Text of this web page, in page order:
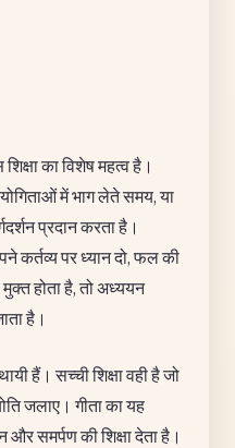
शिक्षा का विशेष महत्व है।
में भाग लेते समय, या
प्रदान करता है।
कर्तव्य पर ध्यान दो, फल की
होता है, तो अध्ययन
है।
हैं। सच्ची शिक्षा वही है जो
जलाए। गीता का यह
और समर्पण की शिक्षा देता है।